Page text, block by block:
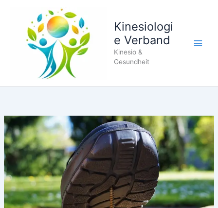
springen
Kinesiologi
e Verband
Kinesio &
Gesundheit